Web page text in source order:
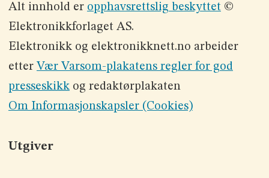
Alt innhold er opphavsrettslig beskyttet©
Elektronikkforlaget AS.
Elektronikk og elektronikknett.no arbeider
etter Vær Varsom-plakatens regler for god
presseskikkog redaktørplakaten
Om Informasjonskapsler (Cookies)
Utgiver